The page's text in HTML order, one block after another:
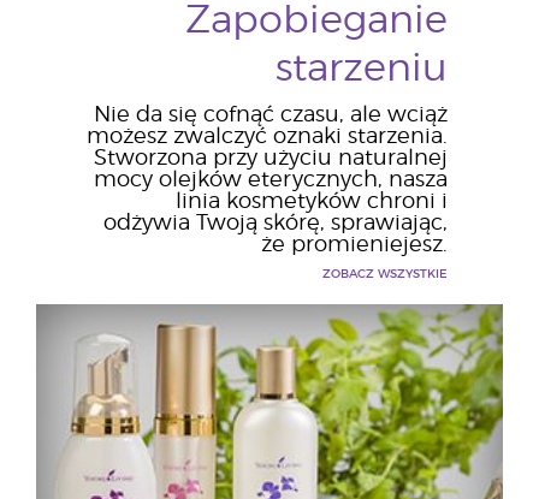
Zapobieganie
starzeniu
Nie da się cofnąć czasu, ale wciąż
możesz zwalczyć oznaki starzenia.
Stworzona przy użyciu naturalnej
mocy olejków eterycznych, nasza
linia kosmetyków chroni i
odżywia Twoją skórę, sprawiając,
że promieniejesz.
ZOBACZ WSZYSTKIE